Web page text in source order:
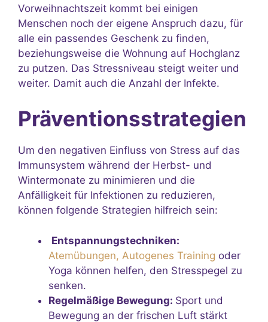
Vorweihnachtszeit kommt bei einigen
Menschen noch der eigene Anspruch dazu, für
alle ein passendes Geschenk zu finden,
beziehungsweise die Wohnung auf Hochglanz
zu putzen. Das Stressniveau steigt weiter und
weiter. Damit auch die Anzahl der Infekte.
Präventionsstrategien
Um den negativen Einfluss von Stress auf das
Immunsystem während der Herbst- und
Wintermonate zu minimieren und die
Anfälligkeit für Infektionen zu reduzieren,
können folgende Strategien hilfreich sein:
Entspannungstechniken:
Atemübungen, Autogenes Training oder
Yoga können helfen, den Stresspegel zu
senken.
Regelmäßige Bewegung: Sport und
Bewegung an der frischen Luft stärkt